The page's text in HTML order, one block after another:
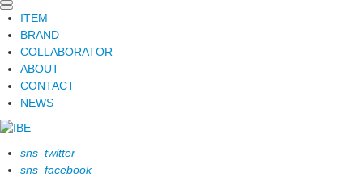
ITEM
BRAND
COLLABORATOR
ABOUT
CONTACT
NEWS
sns_twitter
sns_facebook